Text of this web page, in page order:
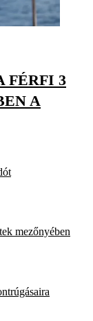
FÉRFI 3
A
mezőnyében